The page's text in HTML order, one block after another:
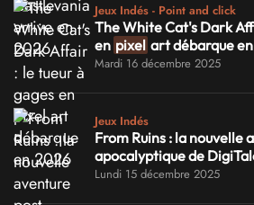
Jeux Indés - Point and click
The White Cat's Dark
en pixel art débarque
Mardi 16 décembre 2025
Jeux Indés
From Ruins : la nouvelle
apocalyptique de
Lundi 15 décembre 2025